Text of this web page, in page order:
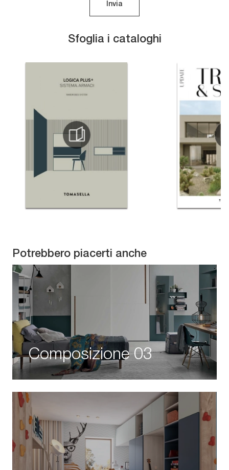
Sfoglia i cataloghi
Invia
Potrebbero piacerti anche
Composizione 03